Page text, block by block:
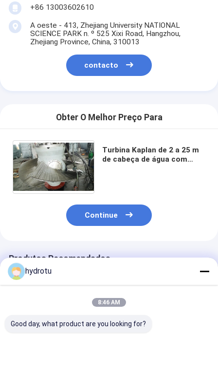
+86 13003602610
A oeste - 413, Zhejiang University NATIONAL
SCIENCE PARK n. º 525 Xixi Road, Hangzhou,
Zhejiang Province, China, 310013
contacto
Obter O Melhor Preço Para
Turbina Kaplan de 2 a 25 m
de cabeça de água com
Continue
Produtos Recomendados
hydrotu
8:46 AM
Good day, what product are you looking for?